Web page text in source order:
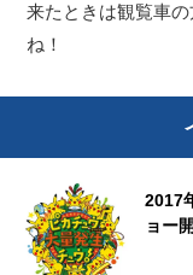
来たときは観覧車
ね！
2017
ョー